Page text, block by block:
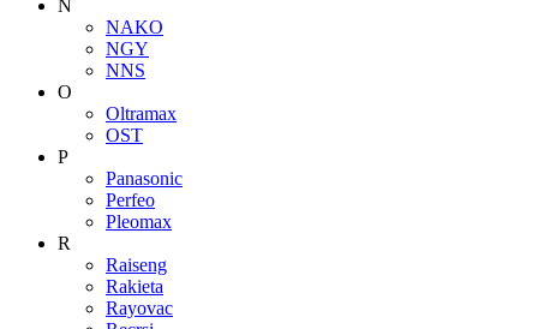
N
NAKO
NGY
NNS
O
Oltramax
OST
P
Panasonic
Perfeo
Pleomax
R
Raiseng
Rakieta
Rayovac